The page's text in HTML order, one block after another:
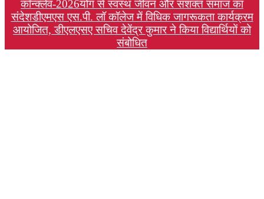
कॉन्क्लेव-2026योग से स्वस्थ जीवन और सशक्त समाज का
संदेशडीएमएस एस.पी. लॉ कॉलेज में विधिक जागरूकता कार्यक्रम
आयोजित, डीएलएसए सचिव देवेंद्र कुमार ने किया विद्यार्थियों को
संबोधित